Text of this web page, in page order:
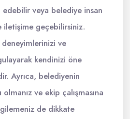
veya belediye insan
iletişime geçebilirsiniz.
ve
kendinizi öne
Ayrıca, belediyenin
ve ekip çalışmasına
de dikkate